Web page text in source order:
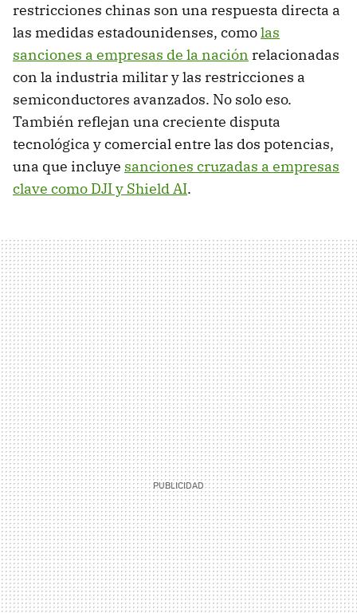
restricciones chinas son una respuesta directa a
las medidas estadounidenses, comolas
sanciones a empresas de la nación relacionadas
con la industria militar y las restricciones a
semiconductores avanzados. No solo eso.
También reflejan una creciente disputa
tecnológica y comercial entre las dos potencias,
una que incluye sanciones cruzadas a empresas
clave como DJI y Shield AI.